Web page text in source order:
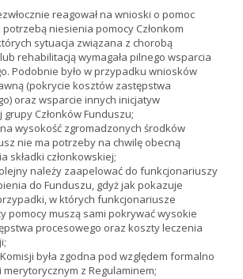
reagował na wnioski o pomoc
niesienia pomocy Członkom
sytuacja związana z chorobą
rehabilitacją wymagała pilnego wsparcia
Podobnie było w przypadku wniosków
(pokrycie kosztów zastępstwa
oraz wsparcie innych inicjatyw
grupy Członków Funduszu;
wysokość zgromadzonych środków
nie ma potrzeby na chwilę obecną
składki członkowskiej;
należy zaapelować do funkcjonariuszy
do Funduszu, gdyż jak pokazuje
w których funkcjonariusze
pomocy muszą sami pokrywać wysokie
procesowego oraz koszty leczenia
była zgodna pod względem formalno
merytorycznym z Regulaminem;